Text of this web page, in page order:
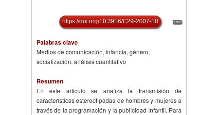
https://doi.org/10.3916/C29-2007-18
Palabras clave
Medios de comunicación, infancia, género,
socialización, análisis cuantitativo
Resumen
En este artículo se analiza la transmisión de
características estereotipadas de hombres y mujeres a
través de la programación y la publicidad infantil. Para